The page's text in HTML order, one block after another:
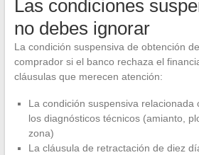
Las condiciones
no debes ignorar
La condición suspensiva de obtención
comprador si el banco rechaza el
cláusulas que merecen atención:
La condición suspensiva relacionada
los diagnósticos técnicos (amianto,
zona)
La cláusula de retractación de diez